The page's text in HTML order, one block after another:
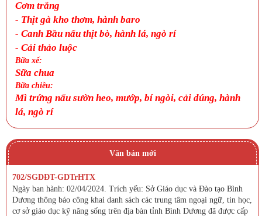
Cơm trắng
- Thịt gà kho thơm, hành baro
- Canh Bầu nấu thịt bò, hành lá, ngò rí
- Cải thảo luộc
Bữa xế:
Sữa chua
Bữa chiều:
Mì trứng nấu sườn heo, mướp, bí ngòi, cải dúng, hành
lá, ngò rí
Văn bản mới
702/SGDĐT-GDTrHTX
Ngày ban hành: 02/04/2024. Trích yếu: Sở Giáo dục và Đào tạo Bình
Dương thông báo công khai danh sách các trung tâm ngoại ngữ, tin học,
cơ sở giáo dục kỹ năng sống trên địa bàn tỉnh Bình Dương đã được cấp